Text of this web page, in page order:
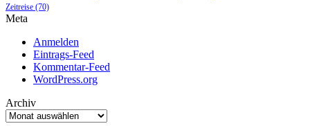
Zeitreise (70)
Meta
Anmelden
Eintrags-Feed
Kommentar-Feed
WordPress.org
Archiv
Archiv